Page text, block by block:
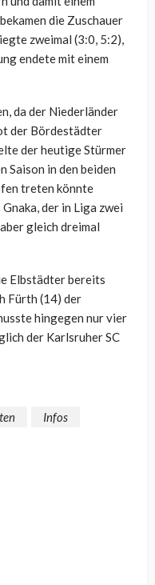
die Zuschauer
zweimal (3:0, 5:2),
endete mit einem
da der Niederländer
der Bördestädter
der heutige Stürmer
Saison in den beiden
treten könnte
der in Liga zwei
gleich dreimal
Elbstädter bereits
Fürth (14) der
hingegen nur vier
der Karlsruher SC
Infos